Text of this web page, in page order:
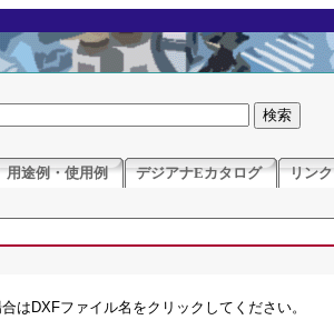
用途例・使用例 デジアナEカタログ
リンク
はDXFファイル名をクリックしてください。